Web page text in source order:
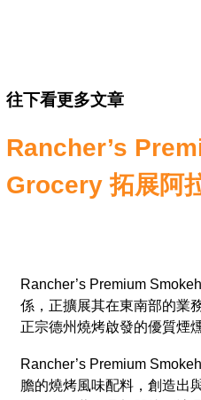
往下看更多文章
Rancher’s
Grocery 拓展阿
Rancher’s Premium
係，正擴展其在東南部的業
正宗德州燒烤啟發的優質煙
Rancher’s Premium
膽的燒烤風味配料，創造出